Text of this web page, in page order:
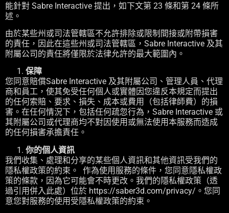
能針對 Sabre Interactive 提出，如下文第 23 條和第 24 條所
述。
由於某些州或司法管轄區不允許排除或限制間接或附帶損害
的責任，因此在這些州或司法管轄區，Sabre Interactive 及其
附屬公司的責任將僅限於法律允許的最大範圍內。
保障
您同意賠償Sabre Interactive 及其附屬公司、管理人員、代理
商和員工，使其免受任何個人或實體因您違反本規定而提出
的任何索賠、要求、損失、成本或費用（包括律師費）的損
害。在任何情況下，包括任何疏忽行為，Sabre Interactive 或
其附屬公司或代理商均不對因使用或無法使用本服務而造成
的任何損害承擔責任。
你的個人資訊
我們收集、處理和分享的某些個人資訊和其他資訊受我們的
隱私權政策的約束。
作為使用服務的條件，您同意隱私權政
策的條款，因為它可能會不時更改。我們的隱私權政策（透
過引用併入此處）位於 https://saber3d.com/privacy/。您同
意您對服務的使用受隱私權政策的約束。